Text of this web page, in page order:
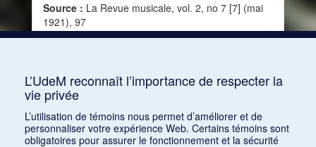
Source : La Revue musicale, vol. 2, no 7 [7] (mai
1921), 97
L’UdeM reconnaît l’importance de respecter la
vie privée
L’utilisation de témoins nous permet d’améliorer et de
personnaliser votre expérience Web. Certains témoins sont
obligatoires pour assurer le fonctionnement et la sécurité